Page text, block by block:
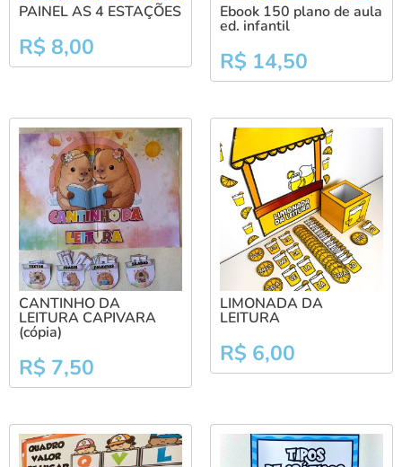
PAINEL AS 4 ESTAÇÕES
R$ 8,00
Ebook 150 plano de aula
ed. infantil
R$ 14,50
CANTINHO DA
LEITURA CAPIVARA
(cópia)
R$ 7,50
LIMONADA DA
LEITURA
R$ 6,00